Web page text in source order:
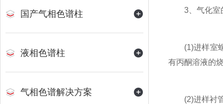
国产气相色谱柱
液相色谱柱
气相色谱解决方案
3、气化室的
(1)进样室螺
有丙酮溶液的
(2)进样衬管